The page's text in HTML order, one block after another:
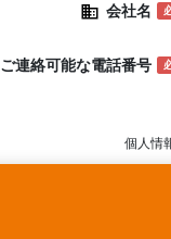
会社名
ご連絡可能な電話番号
個人情